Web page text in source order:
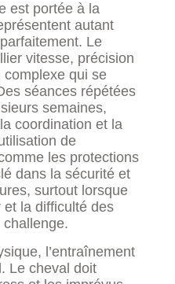
est portée à la
autant
Le
vitesse, précision
qui se
séances répétées
semaines,
coordination et la
de
les protections
dans la sécurité et
surtout lorsque
et la difficulté des
l’entraînement
Le cheval doit